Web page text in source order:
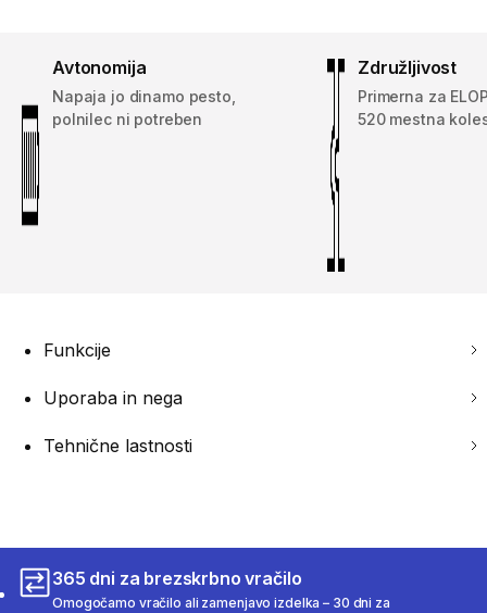
Avtonomija
Napaja jo dinamo pesto,
polnilec ni potreben
Združljivost
Primerna za
520 mestna
Funkcije
Uporaba in nega
Tehnične lastnosti
365 dni za brezskrbno vračilo
Omogočamo vračilo ali zamenjavo izdelka – 30 dni za